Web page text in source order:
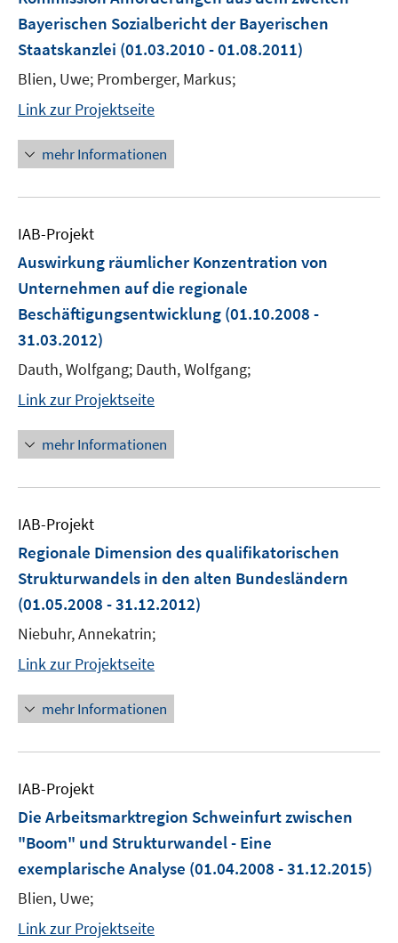
Bayerischen Sozialbericht der Bayerischen
Staatskanzlei (01.03.2010 - 01.08.2011)
Blien, Uwe; Promberger, Markus;
Link zur Projektseite
mehr Informationen
IAB-Projekt
Auswirkung räumlicher Konzentration von
Unternehmen auf die regionale
Beschäftigungsentwicklung (01.10.2008 -
31.03.2012)
Dauth, Wolfgang; Dauth, Wolfgang;
Link zur Projektseite
mehr Informationen
IAB-Projekt
Regionale Dimension des qualifikatorischen
Strukturwandels in den alten Bundesländern
(01.05.2008 - 31.12.2012)
Niebuhr, Annekatrin;
Link zur Projektseite
mehr Informationen
IAB-Projekt
Die Arbeitsmarktregion Schweinfurt zwischen
"Boom" und Strukturwandel - Eine
exemplarische Analyse (01.04.2008 - 31.12.2015)
Blien, Uwe;
Link zur Projektseite